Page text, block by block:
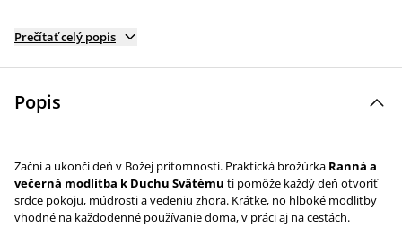
Prečítať celý popis
Popis
Začni a ukonči deň v Božej prítomnosti. Praktická brožúrka Ranná a
večerná modlitba k Duchu Svätému ti pomôže každý deň otvoriť
srdce pokoju, múdrosti a vedeniu zhora. Krátke, no hlboké modlitby
vhodné na každodenné používanie doma, v práci aj na cestách.